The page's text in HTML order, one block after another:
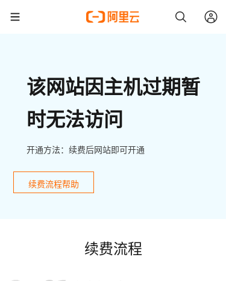
该网站因主机过期暂
时无法访问
开通方法：续费后网站即可开通
续费流程帮助
续费流程